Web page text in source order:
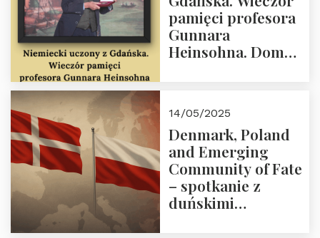
pamięci profesora
Gunnara
Heinsohna. Dom
14/05/2025
Denmark, Poland
and Emerging
Community of Fate
– spotkanie z
duńskimi